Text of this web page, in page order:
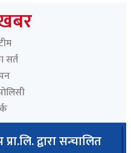
खबर
सर्त
द्वारा सन्चालित